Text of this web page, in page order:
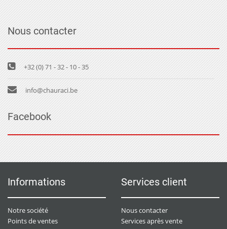
Nous contacter
+32 (0) 71 - 32 - 10 - 35
info@chauraci.be
Facebook
Informations
Notre société
Points de ventes
Services client
Nous contacter
Services après vente